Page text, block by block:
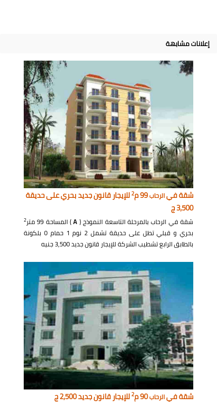
إعلانات مشابهة
شقة فيالرحاب99 م 2للإيجار قانون جديد بحري على حديقة
3,500 ج
شقة في الرحاب بالمرحلة التاسعة النموذج ( A) المساحة 99 متر 2
بحري و قبلي تطل على حديقة تشمل 2 نوم 1 حمام 0 بلكونة
بالطابق الرابع تشطيب الشركة للإيجار قانون جديد 3,500 جنيه
شقة فيالرحاب90 م 2للإيجار قانون جديد 2,500 ج